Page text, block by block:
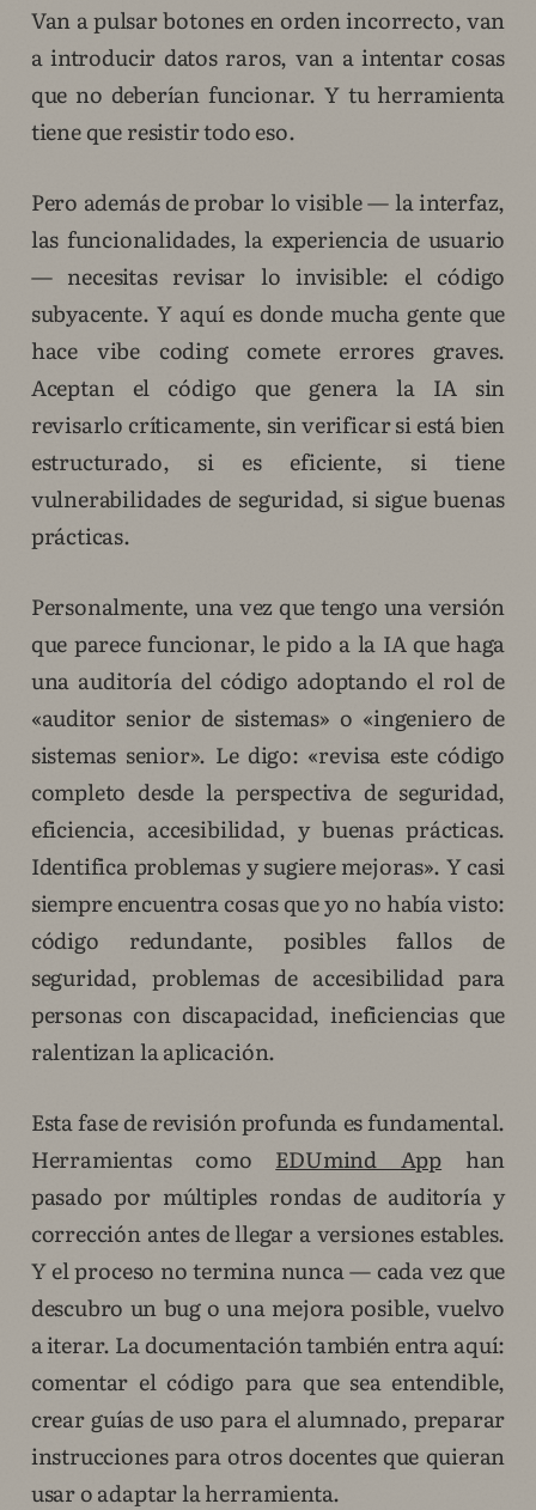
Van a pulsar botones en orden incorrecto, van
a introducir datos raros, van a intentar cosas
que no deberían funcionar. Y tu herramienta
tiene que resistir todo eso.
Pero además de probar lo visible — la interfaz,
las funcionalidades, la experiencia de usuario
— necesitas revisar lo invisible: el código
subyacente. Y aquí es donde mucha gente que
hace vibe coding comete errores graves.
Aceptan el código que genera la IA sin
revisarlo críticamente, sin verificar si está bien
estructurado, si es eficiente, si tiene
vulnerabilidades de seguridad, si sigue buenas
prácticas.
Personalmente, una vez que tengo una versión
que parece funcionar, le pido a la IA que haga
una auditoría del código adoptando el rol de
«auditor senior de sistemas» o «ingeniero de
sistemas senior». Le digo: «revisa este código
completo desde la perspectiva de seguridad,
eficiencia, accesibilidad, y buenas prácticas.
Identifica problemas y sugiere mejoras». Y casi
siempre encuentra cosas que yo no había visto:
código redundante, posibles fallos de
seguridad, problemas de accesibilidad para
personas con discapacidad, ineficiencias que
ralentizan la aplicación.
Esta fase de revisión profunda es fundamental.
Herramientas como EDUmind App han
pasado por múltiples rondas de auditoría y
corrección antes de llegar a versiones estables.
Y el proceso no termina nunca — cada vez que
descubro un bug o una mejora posible, vuelvo
a iterar. La documentación también entra aquí:
comentar el código para que sea entendible,
crear guías de uso para el alumnado, preparar
instrucciones para otros docentes que quieran
usar o adaptar la herramienta.